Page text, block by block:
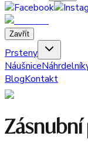
Zavřít
Prsteny
Náušnice
BlogKontakt
Zásnubní